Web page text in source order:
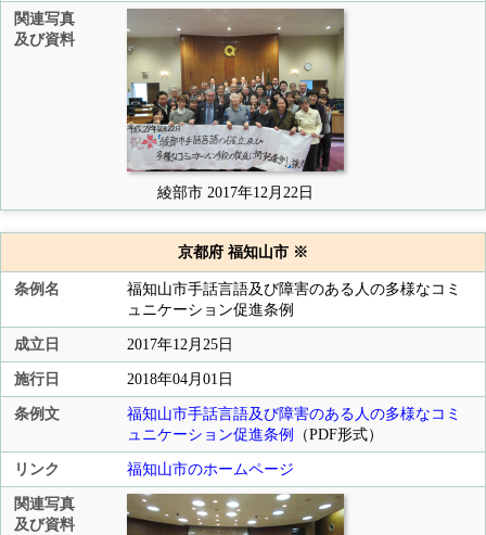
関連写真
及び資料
綾部市 2017年12月22日
京都府 福知山市 ※
条例名
福知山市手話言語及び障害のある人の多様なコミ
ュニケーション促進条例
成立日 2017年12月25日
施行日 2018年04月01日
条例文
福知山市手話言語及び障害のある人の多様なコミ
ュニケーション促進条例
（PDF形式）
リンク 福知山市のホームページ
関連写真
及び資料